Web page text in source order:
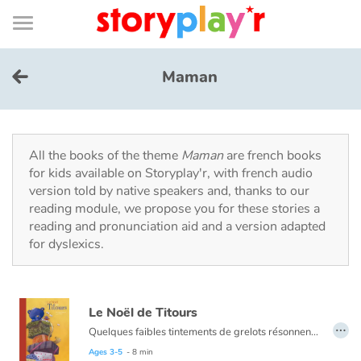
Connexion
Bibliothèque
de
page
Menu
Log in
Try for free
Library
Awards
Tales and classics in french
Maman
All the books of the theme Mamanare french books
for kids available on Storyplay'r, with french audio
version told by native speakers and, thanks to our
reading module, we propose you for these stories a
reading and pronunciation aid and a version adapted
for dyslexics.
Le Noël de Titours
Quelques faibles tintements de grelots résonnent encore au loin, puis le silence envahit la pièce... Quenotte découvre alors un ours en peluche qui ne veut pas être un jouet et qui exige sa maman! Notre courageuse souris décide d'accompagner l'ourson pour la retrouver : une grande aventure les attend! Vous ne regarderez plus jamais les étoiles de la même façon...
Ages 3-5 - 8 min
…